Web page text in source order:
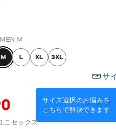
M
M L XL 3XL
サ
サイズ選択のお悩みを
こちらで解決できます
ニセックス